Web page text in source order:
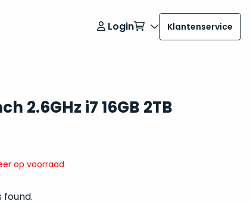
Login Klantenservice
2.6GHz i7 16GB 2TB
op voorraad
found.